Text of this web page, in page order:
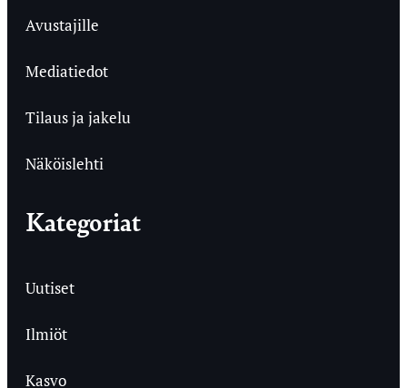
Avustajille
Mediatiedot
Tilaus ja jakelu
Näköislehti
Kategoriat
Uutiset
Ilmiöt
Kasvo